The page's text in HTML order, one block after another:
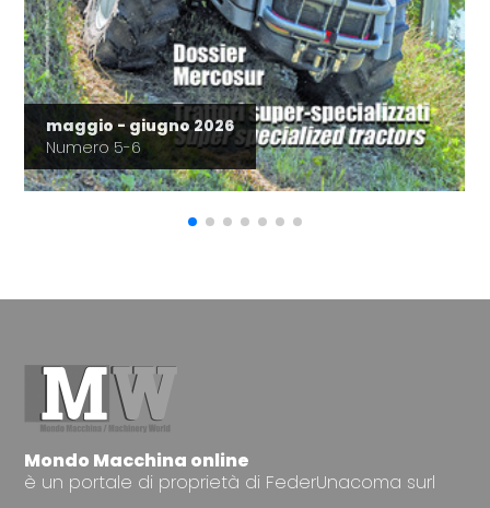
maggio - giugno 2026
Numero 5-6
Mondo Macchina online
è un portale di proprietà di FederUnacoma surl